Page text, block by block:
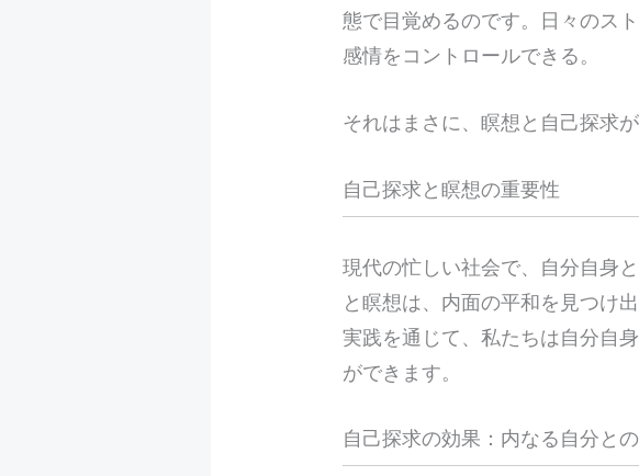
態で目覚めるのです。日々のス
感情をコントロールできる。
それはまさに、瞑想と自己探求
自己探求と瞑想の重要性
現代の忙しい社会で、自分自身
と瞑想は、内面の平和を見つけ
実践を通じて、私たちは自分自
ができます。
自己探求の効果：内なる自分と